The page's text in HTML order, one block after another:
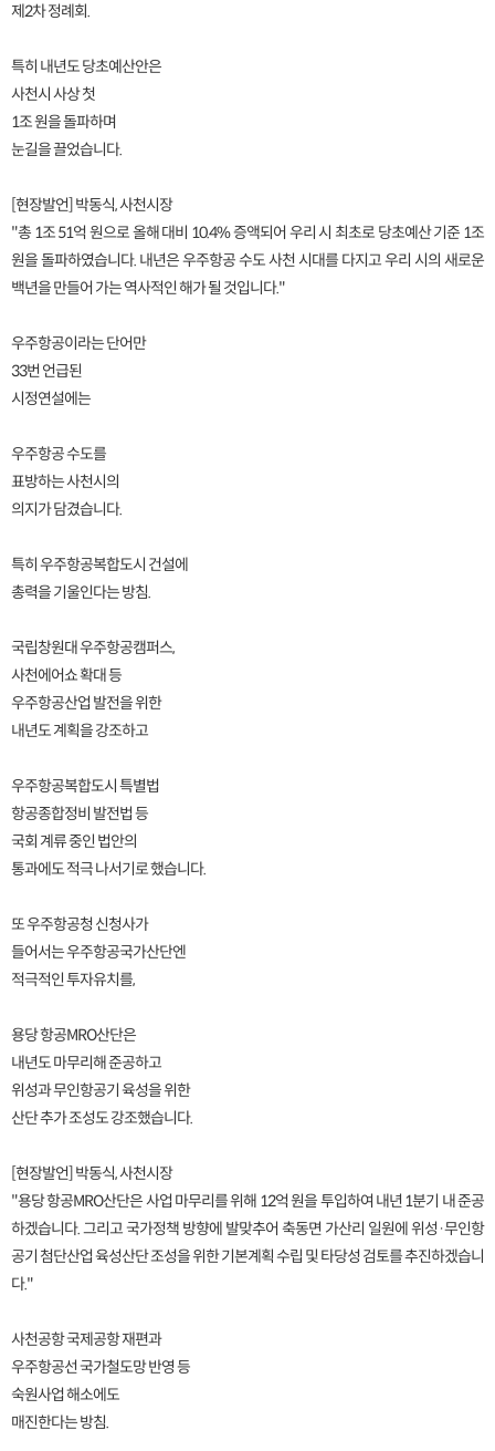
제2차 정례회.
특히 내년도 당초예산안은
사천시 사상 첫
1조 원을 돌파하며
눈길을 끌었습니다.
[현장발언] 박동식, 사천시장
"총 1조 51억 원으로 올해 대비 10.4% 증액되어 우리 시 최초로 당초예산 기준 1조
원을 돌파하였습니다. 내년은 우주항공 수도 사천 시대를 다지고 우리 시의 새로운
백년을 만들어 가는 역사적인 해가 될 것입니다."
우주항공이라는 단어만
33번 언급된
시정연설에는
우주항공 수도를
표방하는 사천시의
의지가 담겼습니다.
특히 우주항공복합도시 건설에
총력을 기울인다는 방침.
국립창원대 우주항공캠퍼스,
사천에어쇼 확대 등
우주항공산업 발전을 위한
내년도 계획을 강조하고
우주항공복합도시 특별법
항공종합정비 발전법 등
국회 계류 중인 법안의
통과에도 적극 나서기로 했습니다.
또 우주항공청 신청사가
들어서는 우주항공국가산단엔
적극적인 투자유치를,
용당 항공MRO산단은
내년도 마무리해 준공하고
위성과 무인항공기 육성을 위한
산단 추가 조성도 강조했습니다.
[현장발언] 박동식, 사천시장
"용당 항공MRO산단은 사업 마무리를 위해 12억 원을 투입하여 내년 1분기 내 준공
하겠습니다. 그리고 국가정책 방향에 발맞추어 축동면 가산리 일원에 위성·무인항
공기 첨단산업 육성산단 조성을 위한 기본계획 수립 및 타당성 검토를 추진하겠습니
다."
사천공항 국제공항 재편과
우주항공선 국가철도망 반영 등
숙원사업 해소에도
매진한다는 방침.